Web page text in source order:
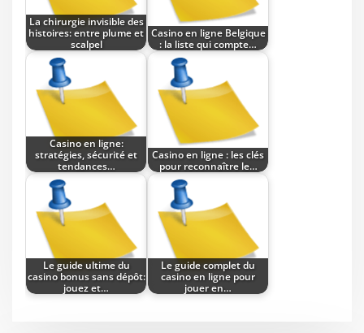
La chirurgie invisible des
histoires: entre plume et
scalpel
Casino en ligne Belgique
: la liste qui compte…
Casino en ligne:
stratégies, sécurité et
tendances…
Casino en ligne : les clés
pour reconnaître le…
Le guide ultime du
casino bonus sans dépôt:
jouez et…
Le guide complet du
casino en ligne pour
jouer en…